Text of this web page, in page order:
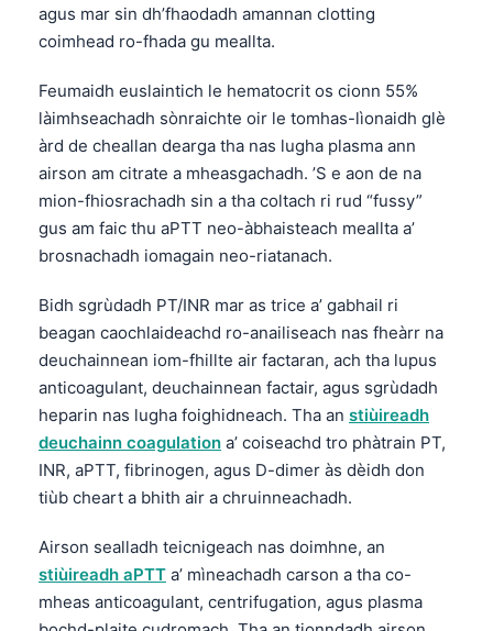
agus mar sin dh’fhaodadh amannan clotting
coimhead ro-fhada gu meallta.
Feumaidh euslaintich le hematocrit os cionn 55%
làimhseachadh sònraichte oir le tomhas-lìonaidh glè
àrd de cheallan dearga tha nas lugha plasma ann
airson am citrate a mheasgachadh. ’S e aon de na
mion-fhiosrachadh sin a tha coltach ri rud “fussy”
gus am faic thu aPTT neo-àbhaisteach meallta a’
brosnachadh iomagain neo-riatanach.
Bidh sgrùdadh PT/INR mar as trice a’ gabhail ri
beagan caochlaideachd ro-anailiseach nas fheàrr na
deuchainnean iom-fhillte air factaran, ach tha lupus
anticoagulant, deuchainnean factair, agus sgrùdadh
heparin nas lugha foighidneach. Tha an stiùireadh
deuchainn coagulation a’ coiseachd tro phàtrain PT,
INR, aPTT, fibrinogen, agus D-dimer às dèidh don
tiùb cheart a bhith air a chruinneachadh.
Airson sealladh teicnigeach nas doimhne, an
stiùireadh aPTT a’ mìneachadh carson a tha co-
mheas anticoagulant, centrifugation, agus plasma
Čeština
ქართული
Lietuvių kalba
Polski
한국어
Slovenščina
Magyar
Shqip
मराठी
తెలుగు
ગુજરાતી
മലയാളം